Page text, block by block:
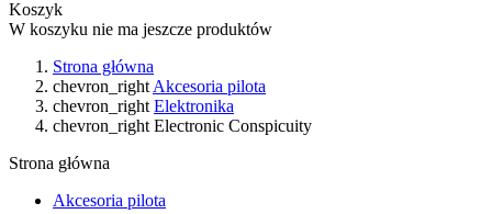
Koszyk
W koszyku nie ma jeszcze produktów
Strona główna
chevron_right Akcesoria pilota
chevron_right Elektronika
chevron_right Electronic Conspicuity
Strona główna
Akcesoria pilota